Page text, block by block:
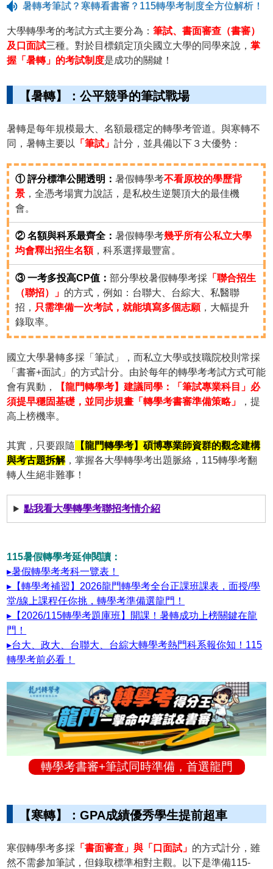
暑轉考筆試？寒轉看書審？115轉學考制度全方位解析！
大學轉學考的考試方式主要分為：筆試、書面審查（書審）
及口面試三種。對於目標鎖定頂尖國立大學的同學來說，掌
握「暑轉」的考試制度是成功的關鍵！
【暑轉】：公平競爭的筆試戰場
暑轉是每年規模最大、名額最穩定的轉學考管道。與寒轉不
同，暑轉主要以
「筆試」計分，並具備以下３大優勢：
① 評分標準公開透明：暑假轉學考不看原校的學歷背
景 ，全憑考場實力說話，是私校生逆襲頂大的最佳機
會。
② 名額與科系最齊全：暑假轉學考幾乎所有公私立大學
均會釋出招生名額，科系選擇最豐富。
③ 一考多投高CP值：部分學校暑假轉學考採 「聯合招生
（聯招）」 的方式，例如：台聯大、台綜大、私醫聯
招， 只需準備一次考試，就能填寫多個志願，大幅提升
錄取率。
國立大學暑轉多採「筆試」，而私立大學或技職院校則常採
「書審+面試」的方式計分。由於每年的轉學考考試方式可能
會有異動，
【龍門轉學考】建議同學：「筆試專業科目」必
須提早穩固基礎，並同步規畫「轉學考書審準備策略」
，提
高上榜機率。
其實，只要跟隨 【龍門轉學考】碩博專業師資群的觀念建構
與考古題拆解，掌握各大學轉學考出題脈絡，115轉學考翻
轉人生絕非難事！
點我看大學轉學考聯招考情介紹
115暑假轉學考延伸閱讀：
▸暑假轉學考考科一覽表！
▸【轉學考補習】2026龍門轉學考全台正課班課表，面授/學
堂/線上課程任你挑，轉學考準備選龍門！
▸【2026/115轉學考題庫班】開課！暑轉成功上榜關鍵在龍
門！
▸台大、政大、台聯大、台綜大轉學考熱門科系報你知！115
轉學考前必看！
轉學考書審+筆試同時準備，首選龍門
【寒轉】：GPA成績優秀學生提前超車
寒假轉學考多採 「書面審查」與「口面試」 的方式計分，雖
然不需參加筆試，但錄取標準相對主觀。以下是準備115-